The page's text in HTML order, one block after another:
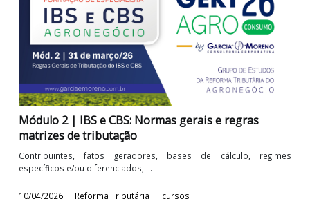
Módulo 3 | Sistemas de extinção dos débitos e
Payment
Novo conceito e formato de liquidação de tributos,